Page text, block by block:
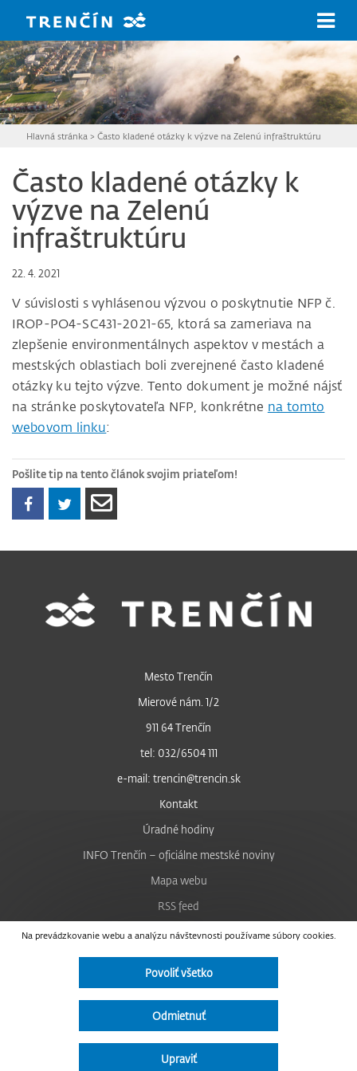
Hlavná stránka >Často kladené otázky k výzve na Zelenú infraštruktúru
Často kladené otázky k
výzve na Zelenú
infraštruktúru
22. 4. 2021
V súvislosti s vyhlásenou výzvou o poskytnutie NFP č.
IROP-PO4-SC431-2021-65, ktorá sa zameriava na
zlepšenie environmentálnych aspektov v mestách a
mestských oblastiach boli zverejnené často kladené
otázky ku tejto výzve. Tento dokument je možné nájsť
na stránke poskytovateľa NFP, konkrétne na tomto
webovom linku:
Pošlite tip na tento článok svojim priateľom!
Na prevádzkovanie webu a analýzu návštevnosti používame súbory cookies.
Povoliť všetko
Odmietnuť
Upraviť
Mesto Trenčín
Mierové nám. 1/2
911 64 Trenčín
tel: 032/6504 111
e-mail: trencin@trencin.sk
Kontakt
Úradné hodiny
INFO Trenčín – oficiálne mestské noviny
Mapa webu
RSS feed
Nastavenie cookies
Facebook
Instagram
Vyhlásenie o prístupnosti